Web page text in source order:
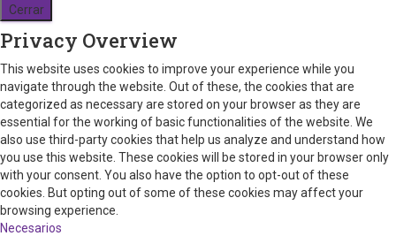
Cerrar
Privacy Overview
This website uses cookies to improve your experience while you
navigate through the website. Out of these, the cookies that are
categorized as necessary are stored on your browser as they are
essential for the working of basic functionalities of the website. We
also use third-party cookies that help us analyze and understand how
you use this website. These cookies will be stored in your browser only
with your consent. You also have the option to opt-out of these
cookies. But opting out of some of these cookies may affect your
browsing experience.
Necesarios